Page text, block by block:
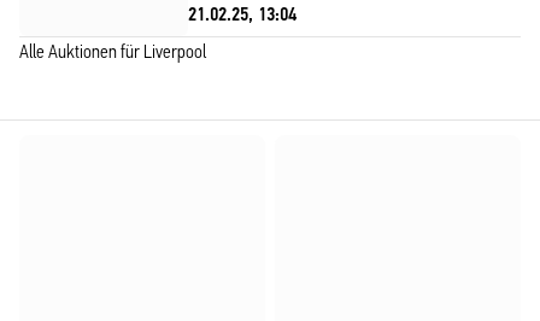
21.02.25, 13:04
Alle Auktionen für Liverpool